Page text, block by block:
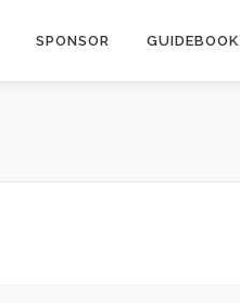
SPONSOR GUIDEBOOK